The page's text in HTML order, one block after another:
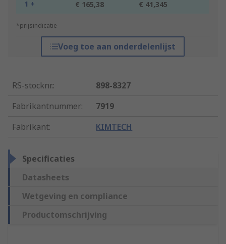
1 + € 165,38 € 41,345
*prijsindicatie
Voeg toe aan onderdelenlijst
RS-stocknr.:
898-8327
Fabrikantnummer:
7919
Fabrikant: KIMTECH
Specificaties
Datasheets
Wetgeving en compliance
Productomschrijving